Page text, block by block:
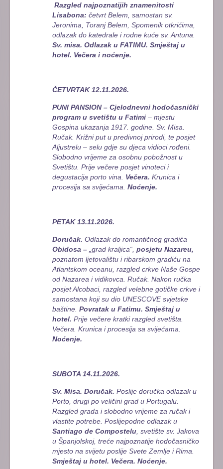
Razgled najpoznatijih znamenitosti
Lisabona: četvrt Belem, samostan sv.
Jeronima, Toranj Belem, Spomenik otkrićima,
odlazak do katedrale i rodne kuće sv. Antuna.
Sv. misa. Odlazak u FATIMU. Smještaj u
hotel. Večera i noćenje.
ČETVRTAK 12.11.2026.
PUNI PANSION – Cjelodnevni hodočasnički
program u svetištu u Fatimi – mjestu
Gospina ukazanja 1917. godine. Sv. Misa.
Ručak. Križni put u predivnoj prirodi, te posjet
Aljustrelu – selu gdje su djeca vidioci rođeni.
Slobodno vrijeme za osobnu pobožnost u
Svetištu. Prije večere posjet vinoteci i
degustacija porto vina. Večera. Krunica i
procesija sa svijećama. Noćenje.
PETAK 13.11.2026.
Doručak. Odlazak do romantičnog gradića
Obidosa – „grad kraljica“, posjetu Nazareu,
poznatom ljetovalištu i ribarskom gradiću na
Atlantskom oceanu, razgled crkve Naše Gospe
od Nazarea i vidikovca. Ručak. Nakon ručka
posjet Alcobaci, razgled velebne gotičke crkve i
samostana koji su dio UNESCOVE svjetske
baštine. Povratak u Fatimu. Smještaj u
hotel. Prije večere kratki razgled svetišta.
Večera. Krunica i procesija sa svijećama.
Noćenje.
SUBOTA 14.11.2026.
Sv. Misa. Doručak. Poslije doručka odlazak u
Porto, drugi po veličini grad u Portugalu.
Razgled grada i slobodno vrijeme za ručak i
vlastite potrebe. Poslijepodne odlazak u
Santiago de Compostelu , svetište sv. Jakova
u Španjolskoj, treće najpoznatije hodočasničko
mjesto na svijetu poslije Svete Zemlje i Rima.
Smještaj u hotel. Večera. Noćenje.